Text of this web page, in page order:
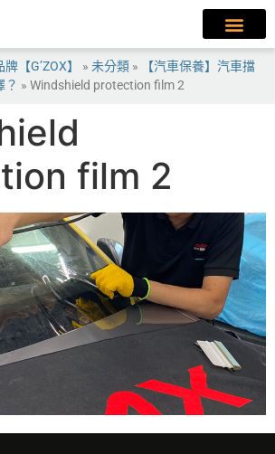
【G’ZOX】 » 未分類 »
【汽車保養】汽車擋
？ » Windshield protection film 2
film 2